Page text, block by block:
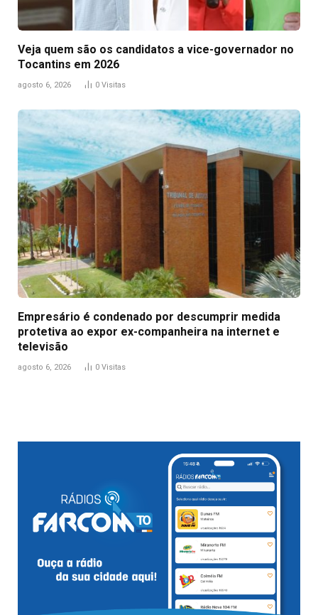
Veja quem são os candidatos a vice-governador no
Tocantins em 2026
agosto 6, 2026 0 Visitas
Empresário é condenado por descumprir medida
protetiva ao expor ex-companheira na internet e
televisão
agosto 6, 2026 0 Visitas